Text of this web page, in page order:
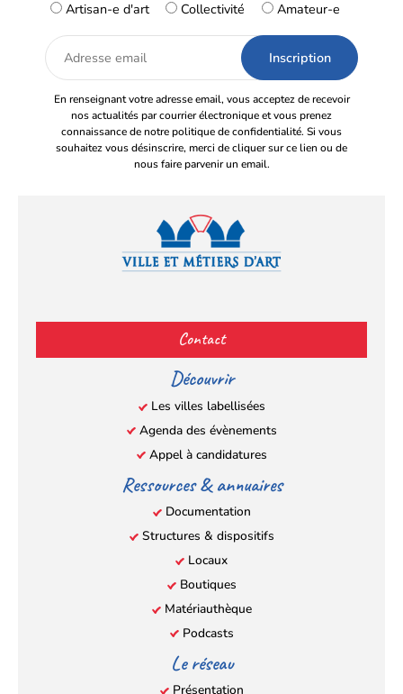
Artisan-e d'art
Collectivité Amateur-e
Adresse
email
En renseignant votre adresse email, vous acceptez de recevoir
nos actualités par courrier électronique et vous prenez
connaissance de notre politique de confidentialité. Si vous
souhaitez vous désinscrire, merci de cliquer sur ce lien ou de
nous faire parvenir un email.
(s’ouvre
dans
un
nouvel
onglet)
(s’ouvre
dans
un
nouvel
onglet)
(s’ouvre
dans
un
nouvel
onglet)
(s’ouvre
un
nouvel
onglet)
Contact
Découvrir
Les villes labellisées
Agenda des évènements
Appel à candidatures
Ressources & annuaires
Documentation
Structures & dispositifs
Locaux
Boutiques
Matériauthèque
Podcasts
Le réseau
Présentation